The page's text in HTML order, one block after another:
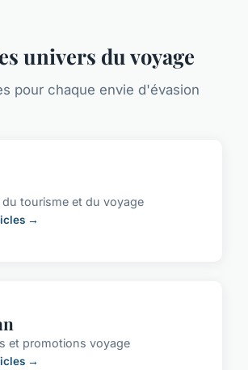
univers du voyage
pour chaque envie d'évasion
du tourisme et du voyage
→
et promotions voyage
→